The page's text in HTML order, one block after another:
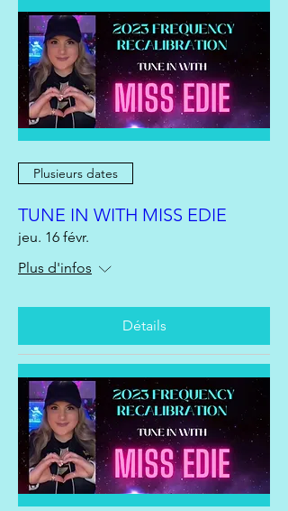
Plusieurs dates
TUNE IN WITH MISS EDIE
jeu. 16 févr.
Plus d'infos
Détails